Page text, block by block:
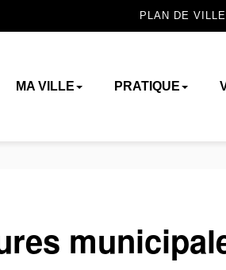
PLAN DE VILLE
MA VILLE PRATIQUE